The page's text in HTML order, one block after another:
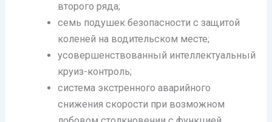
второго ряда;
семь подушек безопасности с защитой
коленей на водительском месте;
усовершенствованный интеллектуальный
круиз-контроль;
система экстренного аварийного
снижения скорости при возможном